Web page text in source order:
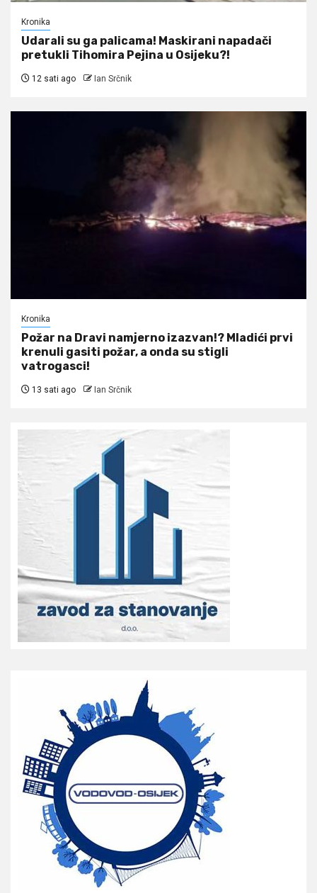
Kronika
Udarali su ga palicama! Maskirani napadači
pretukli Tihomira Pejina u Osijeku?!
12 sati ago Ian Srčnik
Kronika
Požar na Dravi namjerno izazvan!? Mladići prvi
krenuli gasiti požar, a onda su stigli
vatrogasci!
13 sati ago Ian Srčnik